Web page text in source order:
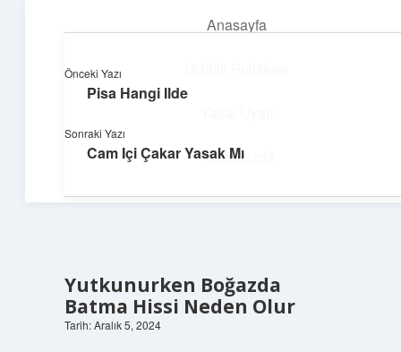
Anasayfa
Hakkımızda
Pratik Çözüm Rehberi
Hayatını kolaylaştıran zekice fikirler!
Yutkunurken Boğazda
Batma Hissi Neden Olur
Tarih: Aralık 5, 2024
Önceki Yazı
Pisa Hangi Ilde
Sonraki Yazı
Cam Içi Çakar Yasak Mı